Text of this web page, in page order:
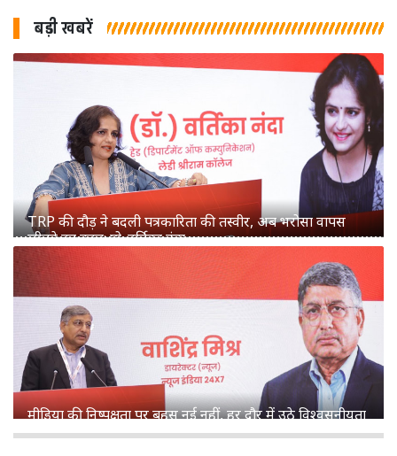
बड़ी खबरें
TRP की दौड़ ने बदली पत्रकारिता की तस्वीर, अब भरोसा वापस
जीतने का वक्त: प्रो. वर्तिका नंदा
मीडिया की निष्पक्षता पर बहस नई नहीं, हर दौर में उठे विश्वसनीयता
के सवाल: वाशिंद्र मिश्र